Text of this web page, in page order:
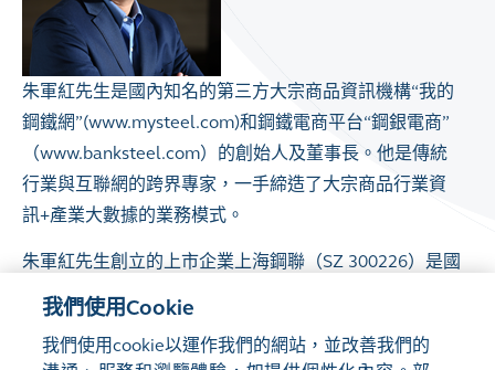
朱軍紅先生是國內知名的第三方大宗商品資訊機構“我的
鋼鐵網”(www.mysteel.com)和鋼鐵電商平台“鋼銀電商”
（www.banksteel.com）的創始人及董事長。他是傳統
行業與互聯網的跨界專家，一手締造了大宗商品行業資
訊+產業大數據的業務模式。
朱軍紅先生創立的上市企業上海鋼聯（SZ 300226）是國
內第一個獲得IOSCO認證的大宗商品指數發布機構，其
鋼材價格指數、鐵礦石價格指數，以其獨立、客觀、精
準性被國內外客戶廣泛採用作為貿易結算的基準參考。
我們使用Cookie
我們使用cookie以運作我們的網站，並改善我們的